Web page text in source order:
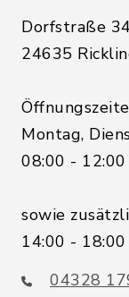
Dorfstraße
24635
Montag,
08:00 -
sowie
14:00 -
04328